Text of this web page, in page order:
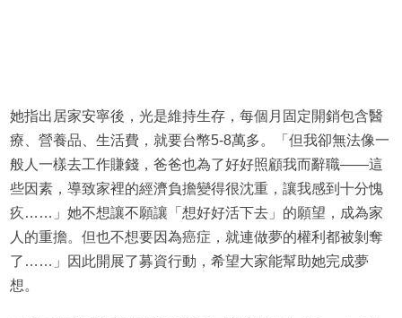
她指出居家安寧後，光是維持生存，每個月固定開銷包含醫
療、營養品、生活費，就要台幣5-8萬多。「但我卻無法像一
般人一樣去工作賺錢，爸爸也為了好好照顧我而辭職——這
些因素，導致家裡的經濟負擔變得很沈重，讓我感到十分愧
疚……」她不想讓不願讓「想好好活下去」的願望，成為家
人的重擔。但也不想要因為癌症，就連做夢的權利都被剝奪
了……」因此開展了募資行動，希望大家能幫助她完成夢
想。